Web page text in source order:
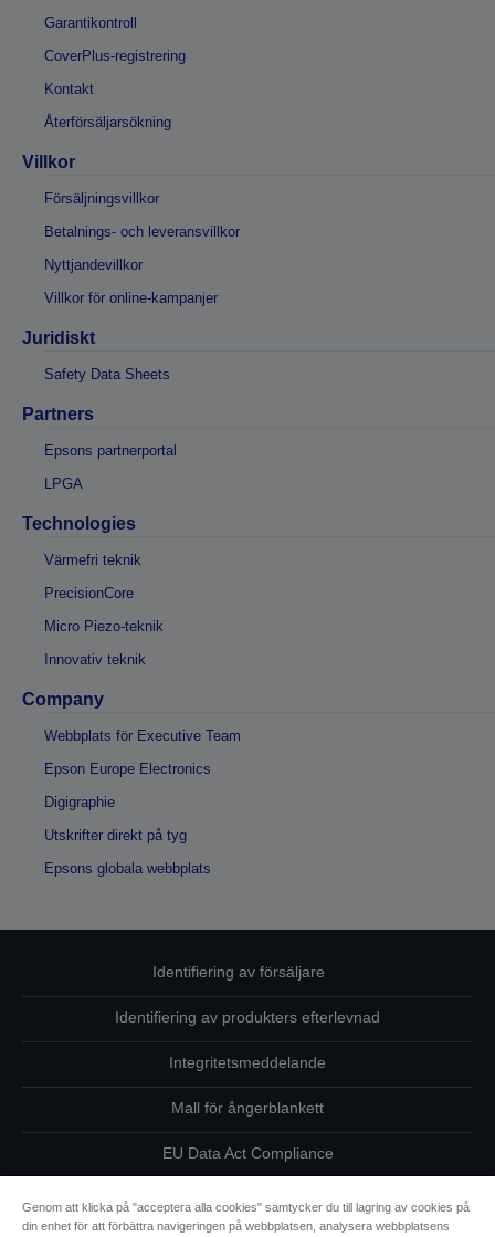
Garantikontroll
CoverPlus-registrering
Kontakt
Återförsäljarsökning
Villkor
Försäljningsvillkor
Betalnings- och leveransvillkor
Nyttjandevillkor
Villkor för online-kampanjer
Juridiskt
Safety Data Sheets
Partners
Epsons partnerportal
LPGA
Technologies
Värmefri teknik
PrecisionCore
Micro Piezo-teknik
Innovativ teknik
Company
Webbplats för Executive Team
Epson Europe Electronics
Digigraphie
Utskrifter direkt på tyg
Epsons globala webbplats
Identifiering av försäljare
Identifiering av produkters efterlevnad
Integritetsmeddelande
Mall för ångerblankett
EU Data Act Compliance
Kontakta oss angående dina uppgifter
Genom att klicka på "acceptera alla cookies" samtycker du till lagring av cookies på
din enhet för att förbättra navigeringen på webbplatsen, analysera webbplatsens